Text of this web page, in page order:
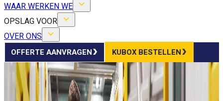
WAAR WERKEN WE
OPSLAG VOOR
OVER ONS
OFFERTE AANVRAGEN KUBOX BESTELLEN